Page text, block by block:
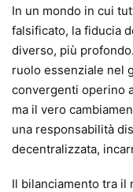
In un mondo in cui
falsificato, la fiducia
diverso, più
ruolo essenziale nel
convergenti operino
ma il vero
una responsabilità
decentralizzata,
Il bilanciamento tra il